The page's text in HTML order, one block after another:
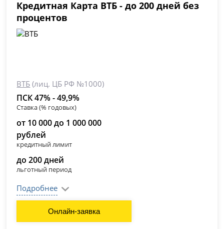
Кредитная Карта ВТБ - до 200 дней без
процентов
ВТБ (лиц. ЦБ РФ №1000)
ПСК 47% - 49,9%
Ставка (% годовых)
от 10 000 до 1 000 000
рублей
кредитный лимит
до 200 дней
льготный период
Подробнее
Онлайн-заявка